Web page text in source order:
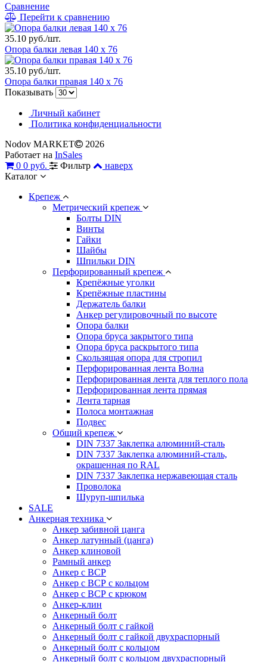
Сравнение
Перейти к сравнению
35.10 руб./шт.
Опора балки левая 140 х 76
35.10 руб./шт.
Опора балки правая 140 х 76
Показывать
Личный кабинет
Политика конфиденциальности
Nodov MARKET
2026
Работает на InSales
0 0 руб. Фильтр
наверх
Каталог
Крепеж
Метрический крепеж
Болты DIN
Винты
Гайки
Шайбы
Шпильки DIN
Перфорированный крепеж
Крепёжные уголки
Крепёжные пластины
Держатель балки
Анкер регулировочный по высоте
Опора балки
Опора бруса закрытого типа
Опора бруса раскрытого типа
Скользящая опора для стропил
Перфорированная лента Волна
Перфорированная лента для теплого пола
Перфорированная лента прямая
Лента тарная
Полоса монтажная
Подвес
Общий крепеж
DIN 7337 Заклепка алюминий-сталь
DIN 7337 Заклепка алюминий-сталь,
окрашенная по RAL
DIN 7337 Заклепка нержавеющая сталь
Проволока
Шуруп-шпилька
SALE
Анкерная техника
Анкер забивной цанга
Анкер латунный (цанга)
Анкер клиновой
Рамный анкер
Анкер с ВСР
Анкер с ВСР с кольцом
Анкер с ВСР с крюком
Анкер-клин
Анкерный болт
Анкерный болт с гайкой
Анкерный болт с гайкой двухраспорный
Анкерный болт с кольцом
Анкерный болт с кольцом двухраспорный